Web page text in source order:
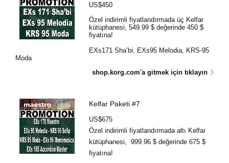
US$450
Özel indirimli fiyatlandırmada üç Kelfar
kütüphanesi, 549.99 $ değerinde 450 $
fiyatına!
EXs171 Sha’bi, EXs95 Melodia, KRS-95
Moda
shop.korg.com'a gitmek için tıklayın
Kelfar Paketi #7
US$675
Özel indirimli fiyatlandırmada altı Kelfar
kütüphanesi, 999.96 $ değerinde 675 $
fiyatına!